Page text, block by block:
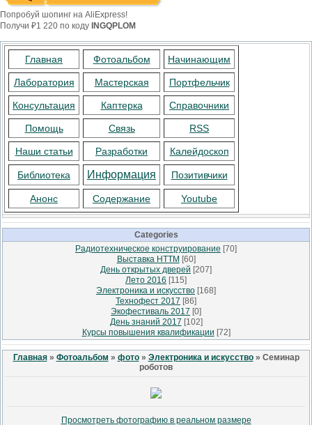
Попробуй шопинг на AliExpress!
Получи ₽1 220 по коду INGQPLOM
Главная Фотоальбом Начинающим
Лаборатория Мастерская Портфельчик
Консультация Каптерка Справочники
Помощь Связь RSS
Наши статьи Разработки Калейдоскоп
Библиотека Информация Позитивчики
Анонс Содержание Youtube
Categories
Радиотехническое конструирование [70]
Выставка НТТМ [60]
День открытых дверей [207]
Лето 2016 [115]
Электроника и искусство [168]
Технофест 2017 [86]
Экофестиваль 2017 [0]
День знаний 2017 [102]
Курсы повышения квалификации [72]
Главная» Фотоальбом » фото» Электроника и искусство» Семинар
роботов
Просмотреть фотографию в реальном размере